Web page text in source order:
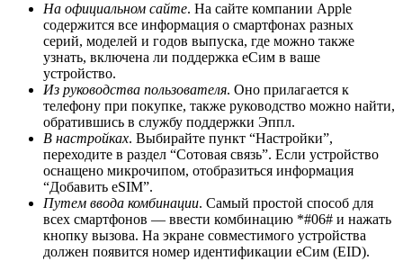
На официальном сайте. На сайте компании Apple
содержится все информация о смартфонах разных
серий, моделей и годов выпуска, где можно также
узнать, включена ли поддержка еСим в ваше
устройство.
Из руководства пользователя. Оно прилагается к
телефону при покупке, также руководство можно найти,
обратившись в службу поддержки Эппл.
В настройках. Выбирайте пункт “Настройки”,
переходите в раздел “Сотовая связь”. Если устройство
оснащено микрочипом, отобразиться информация
“Добавить eSIM”.
Путем ввода комбинации. Самый простой способ для
всех смартфонов — ввести комбинацию *#06# и нажать
кнопку вызова. На экране совместимого устройства
должен появится номер идентификации еСим (EID).